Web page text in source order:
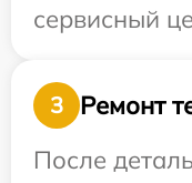
сервисный
3
Ремонт
После